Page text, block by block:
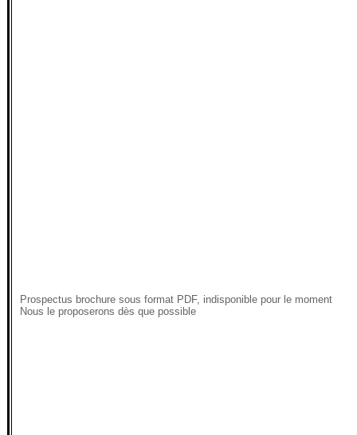
Prospectus brochure sous format PDF, indisponible pour le moment
Nous le proposerons dès que possible